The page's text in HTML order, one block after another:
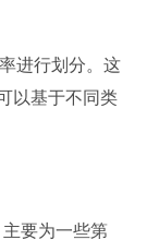
进行划分。这
以基于不同类
要为一些第